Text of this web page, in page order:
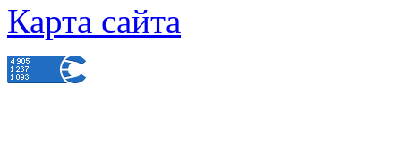
Карта сайта